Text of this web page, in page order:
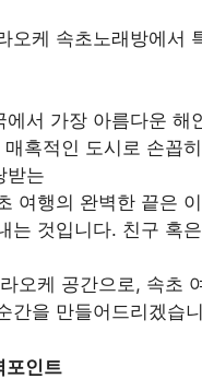
오케 속초노래방에서
에서 가장 아름다운 해
혹적인 도시로 손꼽
받는
여행의 완벽한 끝은
는 것입니다. 친구 혹
오케 공간으로, 속초
간을 만들어드리겠습
포인트